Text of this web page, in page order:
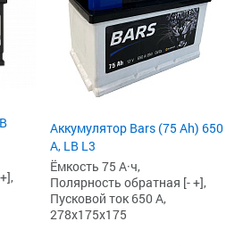
Аккумулятор Bars (75 Ah) 650
А, LB L3
Ёмкость 75 А·ч,
Полярность обратная [- +],
Пусковой ток 650 А,
278x175x175